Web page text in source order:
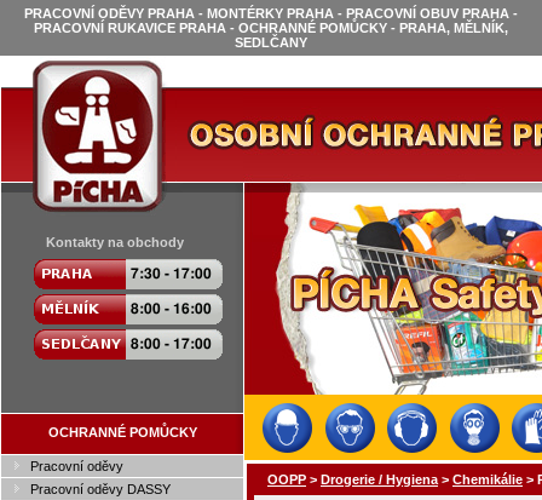
PRACOVNÍ ODĚVY PRAHA - MONTÉRKY PRAHA - PRACOVNÍ OBUV PRAHA -
PRACOVNÍ RUKAVICE PRAHA - OCHRANNÉ POMŮCKY - PRAHA, MĚLNÍK,
SEDLČANY
Kontakty na obchody
OCHRANNÉ POMŮCKY
Pracovní oděvy
Pracovní oděvy DASSY
OOPP > Drogerie / Hygiena > Chemikálie >